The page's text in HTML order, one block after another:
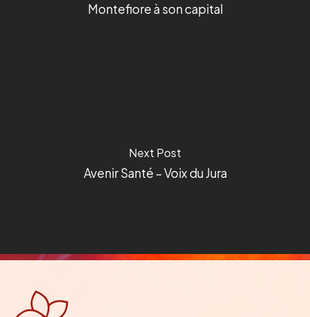
Montefiore à son capital
Next Post
Avenir Santé – Voix du Jura